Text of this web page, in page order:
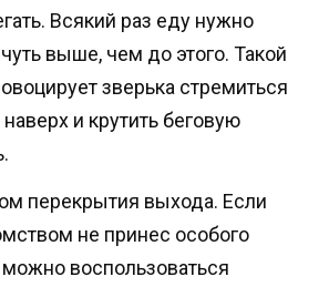
Всякий раз еду нужно
выше, чем до этого. Такой
зверька стремиться
и крутить беговую
перекрытия выхода. Если
не принес особого
можно воспользоваться